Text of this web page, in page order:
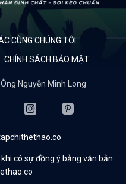
CÙNG CHÚNG TÔI
CHÍNH SÁCH BẢO MẬT
Nguyễn Minh Long
có sự đồng ý bằng văn bản